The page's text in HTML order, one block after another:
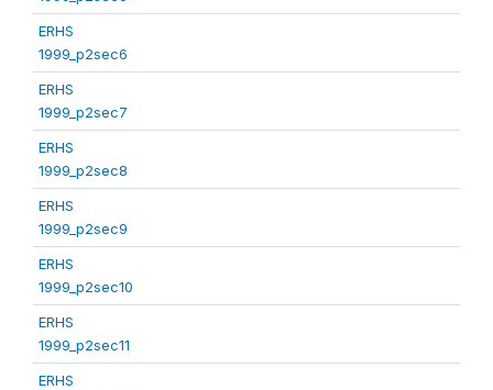
ERHS
1999_p2sec6
ERHS
1999_p2sec7
ERHS
1999_p2sec8
ERHS
1999_p2sec9
ERHS
1999_p2sec10
ERHS
1999_p2sec11
ERHS